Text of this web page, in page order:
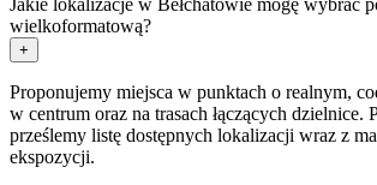
wielkoformatową?
+
Proponujemy miejsca w punktach o realnym,
w centrum oraz na trasach łączących dzielnice.
prześlemy listę dostępnych lokalizacji wraz z
ekspozycji.